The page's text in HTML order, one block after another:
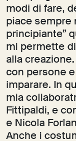
modi di fare,
piace sempre
principiante”
mi permette
alla
con persone
imparare. In
mia
Fittipaldi, e
e Nicola
Anche i